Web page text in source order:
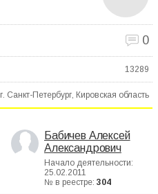
0
13289
г. Санкт-Петербург, Кировская область
Бабичев Алексей
Александрович
Начало деятельности:
25.02.2011
№ в реестре: 304